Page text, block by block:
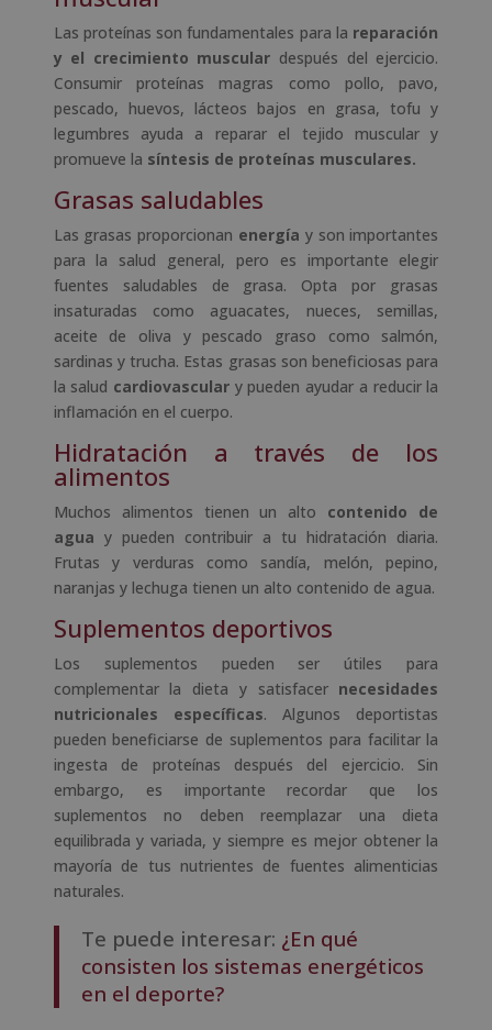
Las proteínas son fundamentales para la reparación
y el crecimiento muscular después del ejercicio.
Consumir proteínas magras como pollo, pavo,
pescado, huevos, lácteos bajos en grasa, tofu y
legumbres ayuda a reparar el tejido muscular y
promueve la síntesis de proteínas musculares.
Grasas saludables
Las grasas proporcionan energía y son importantes
para la salud general, pero es importante elegir
fuentes saludables de grasa. Opta por grasas
insaturadas como aguacates, nueces, semillas,
aceite de oliva y pescado graso como salmón,
sardinas y trucha. Estas grasas son beneficiosas para
la salud cardiovascular y pueden ayudar a reducir la
inflamación en el cuerpo.
Hidratación a través de los
alimentos
Muchos alimentos tienen un alto contenido de
agua y pueden contribuir a tu hidratación diaria.
Frutas y verduras como sandía, melón, pepino,
naranjas y lechuga tienen un alto contenido de agua.
Suplementos deportivos
Los suplementos pueden ser útiles para
complementar la dieta y satisfacer necesidades
nutricionales específicas. Algunos deportistas
pueden beneficiarse de suplementos para facilitar la
ingesta de proteínas después del ejercicio. Sin
embargo, es importante recordar que los
suplementos no deben reemplazar una dieta
equilibrada y variada, y siempre es mejor obtener la
mayoría de tus nutrientes de fuentes alimenticias
naturales.
Te puede interesar: ¿En qué
consisten los sistemas energéticos
en el deporte?